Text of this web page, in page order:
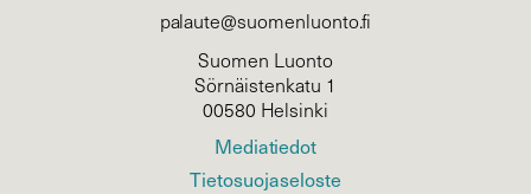
palaute@suomenluonto.fi
Suomen Luonto
Sörnäistenkatu 1
00580 Helsinki
Mediatiedot
Tietosuojaseloste